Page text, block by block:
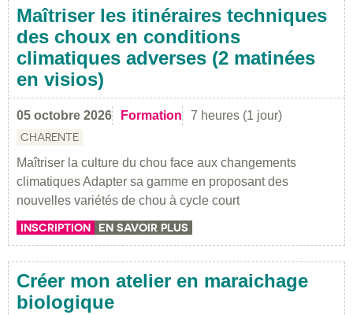
Maîtriser les itinéraires techniques
des choux en conditions
climatiques adverses (2 matinées
en visios)
05 octobre 2026 Formation 7 heures (1 jour)
CHARENTE
Maîtriser la culture du chou face aux changements
climatiques Adapter sa gamme en proposant des
nouvelles variétés de chou à cycle court
INSCRIPTION EN SAVOIR PLUS
Créer mon atelier en maraichage
biologique